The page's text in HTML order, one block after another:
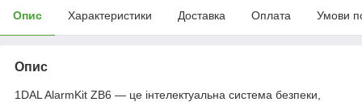
Опис Характеристики Доставка Оплата Умови
Опис
1DAL AlarmKit ZB6 — це інтелектуальна система безпеки,